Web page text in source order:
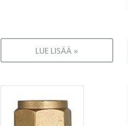
LUE LISÄÄ »